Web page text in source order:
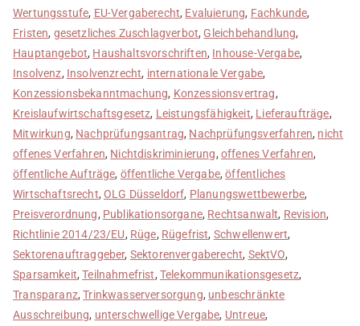
Wertungsstufe, EU-Vergaberecht, Evaluierung, Fachkunde,
Fristen, gesetzliches Zuschlagverbot, Gleichbehandlung,
Hauptangebot, Haushaltsvorschriften, Inhouse-Vergabe,
Insolvenz, Insolvenzrecht, internationale Vergabe,
Konzessionsbekanntmachung, Konzessionsvertrag,
Kreislaufwirtschaftsgesetz, Leistungsfähigkeit, Lieferaufträge,
Mitwirkung, Nachprüfungsantrag, Nachprüfungsverfahren, nicht
offenes Verfahren, Nichtdiskriminierung, offenes Verfahren,
öffentliche Aufträge, öffentliche Vergabe,öffentliches
Wirtschaftsrecht,OLG Düsseldorf, Planungswettbewerbe,
Preisverordnung, Publikationsorgane, Rechtsanwalt, Revision,
Richtlinie 2014/23/EU, Rüge, Rügefrist, Schwellenwert,
Sektorenauftraggeber, Sektorenvergaberecht, SektVO,
Sparsamkeit,Teilnahmefrist, Telekommunikationsgesetz,
Transparanz,Trinkwasserversorgung, unbeschränkte
Ausschreibung, unterschwellige Vergabe, Untreue,